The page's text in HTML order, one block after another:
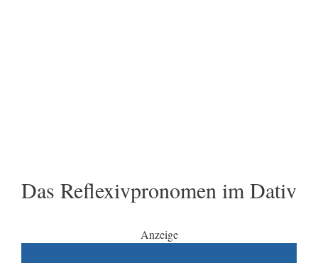
Das Reflexivpronomen im Dativ
Anzeige